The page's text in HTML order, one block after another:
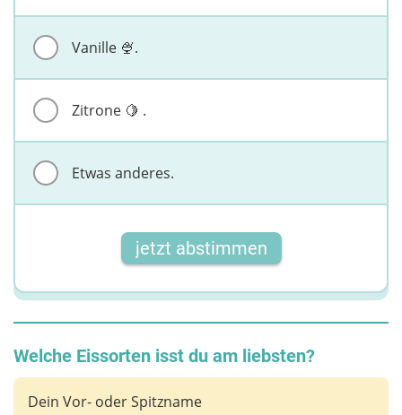
Vanille 🍨.
Zitrone 🍋 .
Etwas anderes.
jetzt abstimmen
Welche Eissorten isst du am liebsten?
Dein Vor- oder Spitzname